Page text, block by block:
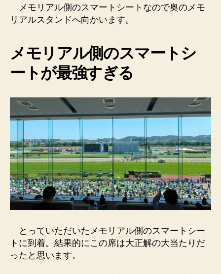
メモリアル側のスマートシートなので奥のメモ
リアルスタンドへ向かいます。
メモリアル側のスマートシ
ートが最強すぎる
とっていただいたメモリアル側のスマートシー
トに到着。結果的にこの席は大正解の大当たりだ
ったと思います。